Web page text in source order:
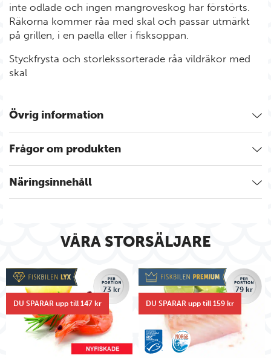
inte odlade och ingen mangroveskog har förstörts.
Räkorna kommer råa med skal och passar utmärkt
på grillen, i en paella eller i fisksoppan.
Styckfrysta och storlekssorterade råa vildräkor med
skal
Övrig information
Frågor om produkten
Näringsinnehåll
VÅRA STORSÄLJARE
73 kr
DU SPARAR upp till 147 kr
79 kr
DU SPARAR upp till 159 kr